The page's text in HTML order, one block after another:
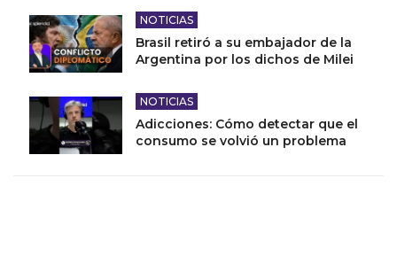
NOTICIAS
Brasil retiró a su embajador de la
Argentina por los dichos de Milei
NOTICIAS
Adicciones: Cómo detectar que el
consumo se volvió un problema